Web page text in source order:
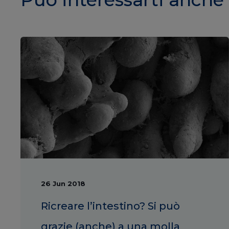
26 Jun 2018
Ricreare l’intestino? Si può
grazie (anche) a una molla